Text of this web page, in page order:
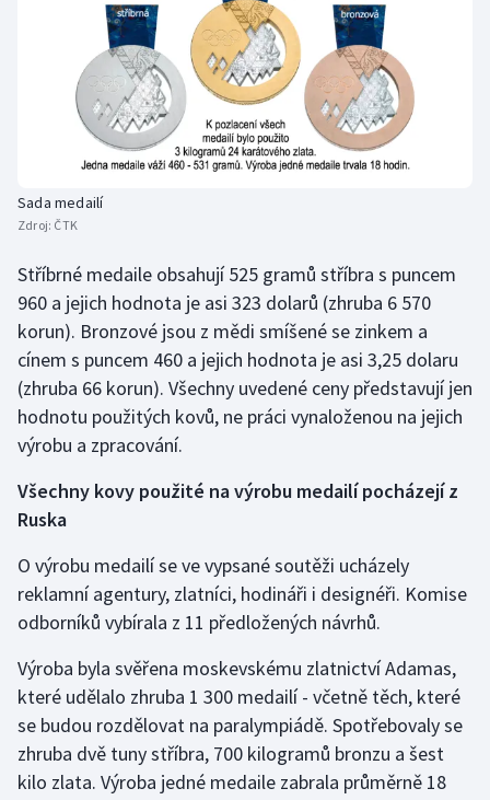
Olympijské hry
Parasport
Plavání
Plážový volejbal
Rychlobruslení
Rychlostní kanoistika
Short track
Sportovní střelba
Stolní tenis
Triatlon
Veslování
Vodní slalom
Volejbal
Ostatní
Sada medailí
Zdroj: ČTK
Stříbrné medaile obsahují 525 gramů stříbra s puncem
960 a jejich hodnota je asi 323 dolarů (zhruba 6 570
korun). Bronzové jsou z mědi smíšené se zinkem a
cínem s puncem 460 a jejich hodnota je asi 3,25 dolaru
(zhruba 66 korun). Všechny uvedené ceny představují jen
hodnotu použitých kovů, ne práci vynaloženou na jejich
výrobu a zpracování.
Všechny kovy použité na výrobu medailí pocházejí z
Ruska
O výrobu medailí se ve vypsané soutěži ucházely
reklamní agentury, zlatníci, hodináři i designéři. Komise
odborníků vybírala z 11 předložených návrhů.
Výroba byla svěřena moskevskému zlatnictví Adamas,
které udělalo zhruba 1 300 medailí - včetně těch, které
se budou rozdělovat na paralympiádě. Spotřebovaly se
zhruba dvě tuny stříbra, 700 kilogramů bronzu a šest
kilo zlata. Výroba jedné medaile zabrala průměrně 18